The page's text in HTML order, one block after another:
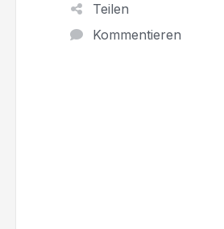
Teilen
Kommentieren